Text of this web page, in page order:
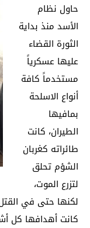
حاول نظام
الأسد منذ بداية
الثورة القضاء
عليها عسكرياً
مستخدماً كافة
أنواع الاسلحة
بمافيها
الطيران، كانت
طائراته كغربان
الشؤم تحلق
لتزرع الموت،
لكنها حتى في
كانت أهدافها كل